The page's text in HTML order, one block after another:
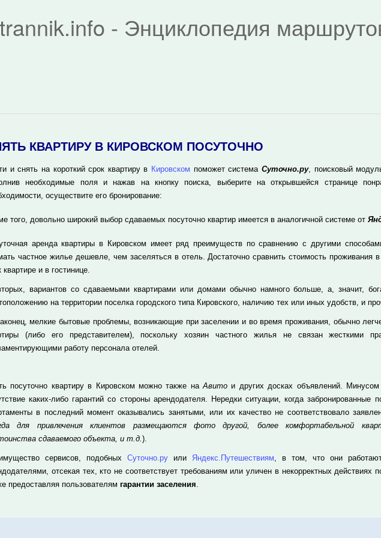
- Энциклопедия
КВАРТИРУ В КИРОВСКОМ ПОСУТОЧНО
и снять на короткий срок квартиру в Кировском поможет система Суточно.ру, поисковый
необходимые поля и нажав на кнопку поиска, выберите на открывшейся странице
осуществите его бронирование:
того, довольно широкий выбор сдаваемых посуточно квартир имеется в аналогичной системе от
аренда квартиры в Кировском имеет ряд преимуществ по сравнению с другими
частное жилье дешевле, чем заселяться в отель. Достаточно сравнить стоимость проживания
квартире и в гостинице.
вариантов со сдаваемыми квартирами или домами обычно намного больше, а, значит,
на территории поселка городского типа Кировского, наличию тех или иных удобств, и
мелкие бытовые проблемы, возникающие при заселении и во время проживания, обычно
(либо его представителем), поскольку хозяин частного жилья не связан жесткими
работу персонала отелей.
посуточно квартиру в Кировском можно также наАвито и других досках объявлений. Минусом
каких-либо гарантий со стороны арендодателя. Нередки ситуации, когда забронированные
в последний момент оказывались занятыми, или их качество не соответствовало
для привлечения клиентов размещаются фото другой, более комфортабельной
сдаваемого объекта, и т.д.).
сервисов, подобных Суточно.ру или Яндекс.Путешествиям, в том, что они
отсекая тех, кто не соответствует требованиям или уличен в некорректных действиях
предоставляя пользователям гарантии заселения.